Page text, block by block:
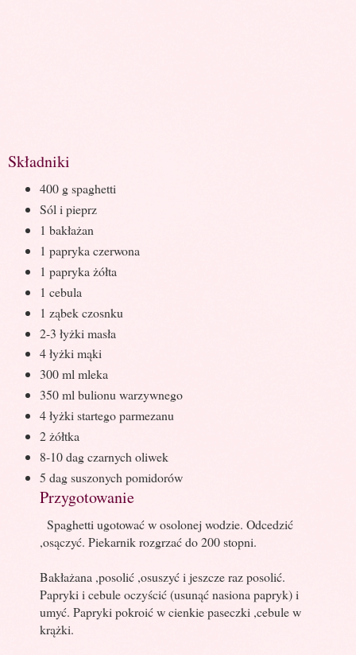
Składniki
400 g spaghetti
Sól i pieprz
1 bakłażan
1 papryka czerwona
1 papryka żółta
1 cebula
1 ząbek czosnku
2-3 łyżki masła
4 łyżki mąki
300 ml mleka
350 ml bulionu warzywnego
4 łyżki startego parmezanu
2 żółtka
8-10 dag czarnych oliwek
5 dag suszonych pomidorów
Przygotowanie
Spaghetti ugotować w osolonej wodzie. Odcedzić
,osączyć. Piekarnik rozgrzać do 200 stopni.
Bakłażana ,posolić ,osuszyć i jeszcze raz posolić.
Papryki i cebule oczyścić (usunąć nasiona papryk) i
umyć. Papryki pokroić w cienkie paseczki ,cebule w
krążki.